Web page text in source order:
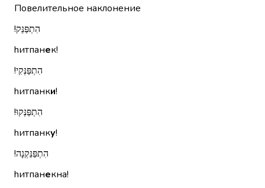
Повелительное наклонение
הִתְפַּנֵּק!‏
hитпанек!
הִתְפַּנְּקִי!‏
hитпанки!
הִתְפַּנְּקוּ!‏
hитпанку!
הִתְפַּנֵּקְנָה!‏
hитпанекна!